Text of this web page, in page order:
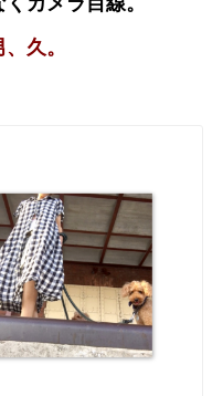
久。